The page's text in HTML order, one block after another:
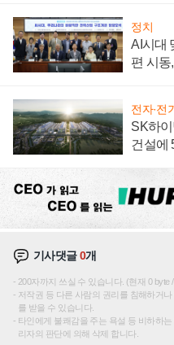
정치
AI시대
편 시동
전자·전
SK하이
건설에
기사댓글0개
200자까지 쓰실 수 있습니다. (현재 0 byte
저작권 등 다른 사람의 권리를 침해하거
를 받을 수 있습니다.
타인에게 불쾌감을 주는 욕설 등 비하하
리자의 판단에 의해 삭제 합니다.